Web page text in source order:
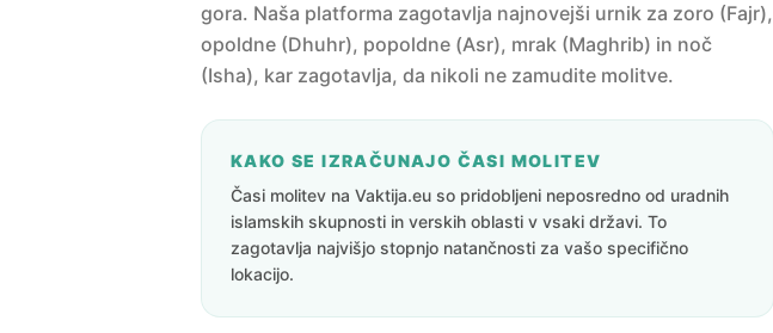
gora. Naša platforma zagotavlja najnovejši urnik za zoro (Fajr),
opoldne (Dhuhr), popoldne (Asr), mrak (Maghrib) in noč
(Isha), kar zagotavlja, da nikoli ne zamudite molitve.
KAKO SE IZRAČUNAJO ČASI MOLITEV
Časi molitev na Vaktija.eu so pridobljeni neposredno od uradnih
islamskih skupnosti in verskih oblasti v vsaki državi. To
zagotavlja najvišjo stopnjo natančnosti za vašo specifično
lokacijo.